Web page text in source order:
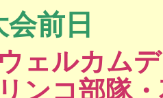
会前日
ウェルカム
リンコ部隊